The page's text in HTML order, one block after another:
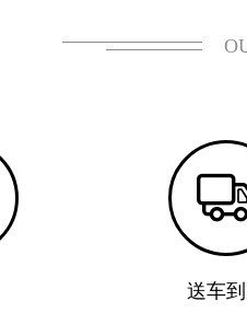
送车